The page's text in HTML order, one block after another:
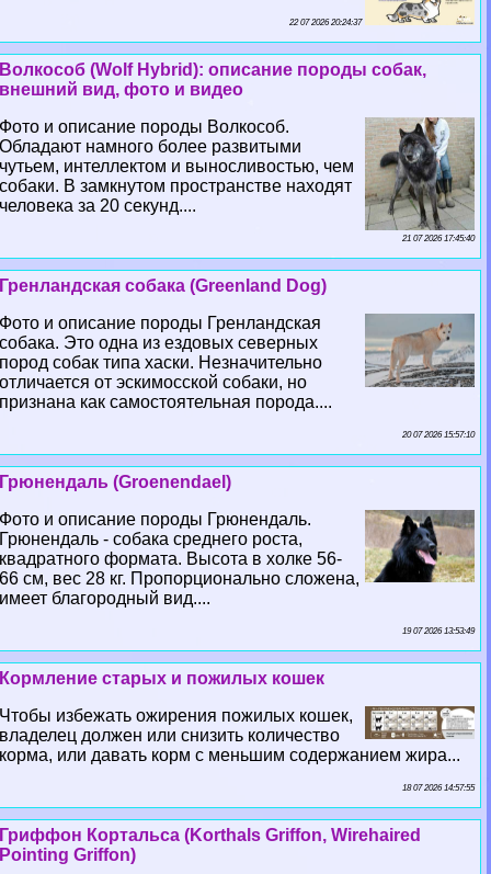
22 07 2026 20:24:37
Волкособ (Wolf Hybrid): описание породы собак,
внешний вид, фото и видео
Фото и описание породы Волкособ.
Обладают намного более развитыми
чутьем, интеллектом и выносливостью, чем
собаки. В замкнутом прострaнcтве находят
человека за 20 секунд....
21 07 2026 17:45:40
Гренландская собака (Greenland Dog)
Фото и описание породы Гренландская
собака. Это одна из ездовых северных
пород собак типа хаски. Незначительно
отличается от эскимосской собаки, но
признана как самостоятельная порода....
20 07 2026 15:57:10
Грюнендаль (Groenendael)
Фото и описание породы Грюнендаль.
Грюнендаль - собака среднего роста,
квадратного формата. Высота в холке 56-
66 см, вес 28 кг. Пропорционально сложена,
имеет благородный вид....
19 07 2026 13:53:49
Кормление старых и пожилых кошек
Чтобы избежать ожирения пожилых кошек,
владелец должен или снизить количество
корма, или давать корм с меньшим содержанием жира...
18 07 2026 14:57:55
Гриффон Кортальса (Korthals Griffon, Wirehaired
Pointing Griffon)